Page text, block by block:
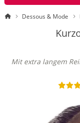
StartseiteDessous & Mode
Mit extra langem